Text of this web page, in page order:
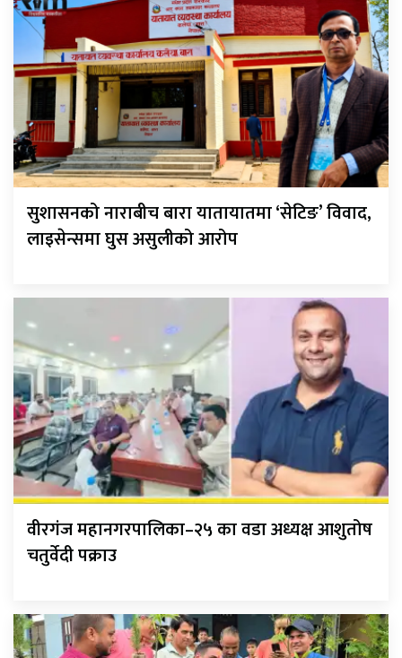
सुशासनको नाराबीच बारा यातायातमा ‘सेटिङ’ विवाद,
लाइसेन्समा घुस असुलीको आरोप
वीरगंज महानगरपालिका–२५ का वडा अध्यक्ष आशुतोष
चतुर्वेदी पक्राउ